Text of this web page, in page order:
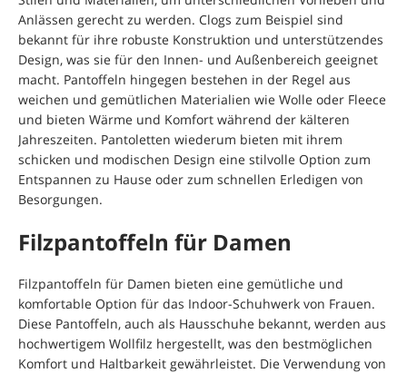
Anlässen gerecht zu werden. Clogs zum Beispiel sind
bekannt für ihre robuste Konstruktion und unterstützendes
Design, was sie für den Innen- und Außenbereich geeignet
macht. Pantoffeln hingegen bestehen in der Regel aus
weichen und gemütlichen Materialien wie Wolle oder Fleece
und bieten Wärme und Komfort während der kälteren
Jahreszeiten. Pantoletten wiederum bieten mit ihrem
schicken und modischen Design eine stilvolle Option zum
Entspannen zu Hause oder zum schnellen Erledigen von
Besorgungen.
Filzpantoffeln für Damen
Filzpantoffeln für Damen bieten eine gemütliche und
komfortable Option für das Indoor-Schuhwerk von Frauen.
Diese Pantoffeln, auch als Hausschuhe bekannt, werden aus
hochwertigem Wollfilz hergestellt, was den bestmöglichen
Komfort und Haltbarkeit gewährleistet. Die Verwendung von